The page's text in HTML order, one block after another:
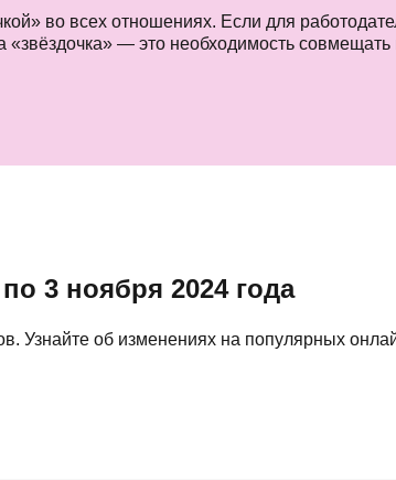
во всех отношениях. Если для
— это необходимость
3 ноября 2024 года
Узнайте об изменениях на популярных